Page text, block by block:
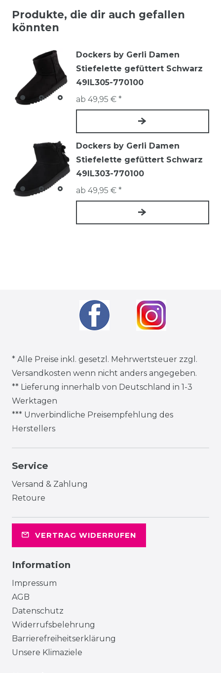
Produkte, die dir auch gefallen
könnten
Dockers by Gerli Damen
Stiefelette gefüttert Schwarz
49IL305-770100
ab 49,95 € *
Dockers by Gerli Damen
Stiefelette gefüttert Schwarz
49IL303-770100
ab 49,95 € *
* Alle Preise inkl. gesetzl. Mehrwertsteuer zzgl.
Versandkosten wenn nicht anders angegeben.
** Lieferung innerhalb von Deutschland in 1-3
Werktagen
*** Unverbindliche Preisempfehlung des
Herstellers
Service
Versand & Zahlung
Retoure
VERTRAG WIDERRUFEN
Information
Impressum
AGB
Datenschutz
Widerrufsbelehrung
Barrierefreiheitserklärung
Unsere Klimaziele